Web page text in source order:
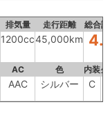
排気量 走行距離 総合
1200cc45,000km
AC 色 内装
AAC シルバー C